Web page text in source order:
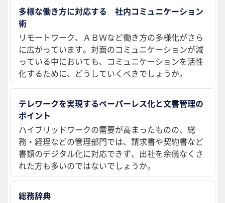
多様な働き方に対応する 社内コミュニケーション
術
リモートワーク、ＡＢＷなど働き方の多様化がさら
に広がっています。対面のコミュニケーションが減
っている中においても、コミュニケーションを活性
化するために、どうしていくべきでしょうか。
テレワークを実現するペーパーレス化と文書管理の
ポイント
ハイブリッドワークの需要が高まったものの、総
務・経理などの管理部門では、請求書や契約書など
書類のデジタル化に対応できず、出社を余儀なくさ
れた方も多いのではないでしょうか。
総務辞典